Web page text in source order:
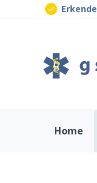
Erkende
Home